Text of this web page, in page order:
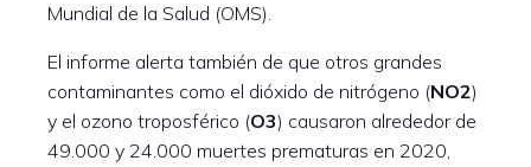
Mundial de la Salud (OMS).
El informe alerta también de que otros grandes
contaminantes como el dióxido de nitrógeno (NO2)
y el ozono troposférico (O3) causaron alrededor de
49.000 y 24.000 muertes prematuras en 2020,